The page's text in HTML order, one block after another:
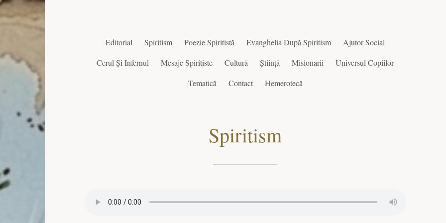
Editorial Spiritism Poezie Spiritistă Evanghelia După Spiritism
Ajutor Social
Cerul Și Infernul
Mesaje Spiritiste Cultură Știință Misionarii
Universul Copiilor
Tematică
Contact Hemerotecă
Spiritism